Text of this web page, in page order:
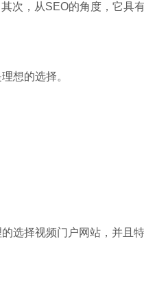
次，从SEO的角度，它具
想的选择。
选择视频门户网站，并且特